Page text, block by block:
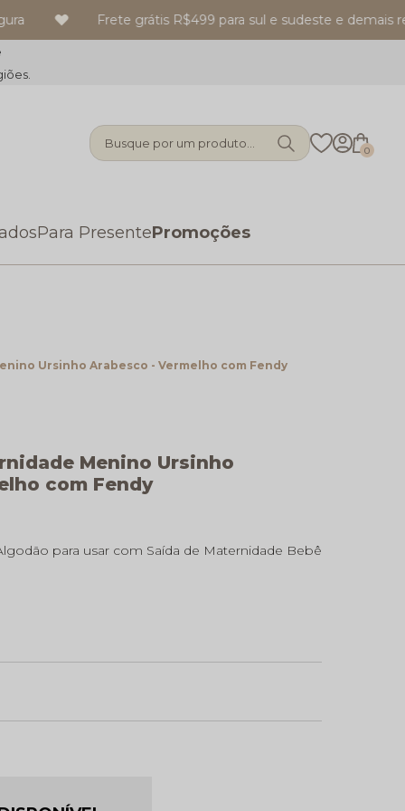
Frete grátis R$499 para sul e sudeste e demais
Busque por um produto... 0
Para PresentePromoções
Ursinho Arabesco - Vermelho com Fendy
Menino Ursinho
com Fendy
para usar com Saída de Maternidade Bebê